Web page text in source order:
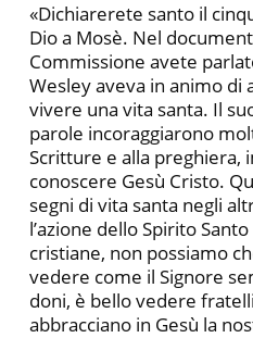
«Dichiarerete santo il
Dio a Mosè. Nel
Commissione avete
Wesley aveva in animo di
vivere una vita santa. Il
parole incoraggiarono
Scritture e alla preghiera,
conoscere Gesù Cristo.
segni di vita santa negli
l’azione dello Spirito
cristiane, non possiamo
vedere come il Signore
doni, è bello vedere
abbracciano in Gesù la